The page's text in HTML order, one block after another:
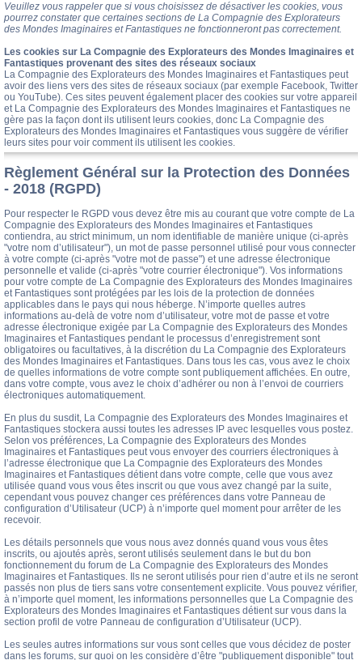
Veuillez vous rappeler que si vous choisissez de désactiver les cookies, vous
pourrez constater que certaines sections de La Compagnie des Explorateurs
des Mondes Imaginaires et Fantastiques ne fonctionneront pas correctement.
Les cookies sur La Compagnie des Explorateurs des Mondes Imaginaires et
Fantastiques provenant des sites des réseaux sociaux
La Compagnie des Explorateurs des Mondes Imaginaires et Fantastiques peut
avoir des liens vers des sites de réseaux sociaux (par exemple Facebook, Twitter
ou YouTube). Ces sites peuvent également placer des cookies sur votre appareil
et La Compagnie des Explorateurs des Mondes Imaginaires et Fantastiques ne
gère pas la façon dont ils utilisent leurs cookies, donc La Compagnie des
Explorateurs des Mondes Imaginaires et Fantastiques vous suggère de vérifier
leurs sites pour voir comment ils utilisent les cookies.
Règlement Général sur la Protection des Données
- 2018 (RGPD)
Pour respecter le RGPD vous devez être mis au courant que votre compte de La
Compagnie des Explorateurs des Mondes Imaginaires et Fantastiques
contiendra, au strict minimum, un nom identifiable de manière unique (ci-après
"votre nom d’utilisateur"), un mot de passe personnel utilisé pour vous connecter
à votre compte (ci-après "votre mot de passe") et une adresse électronique
personnelle et valide (ci-après "votre courrier électronique"). Vos informations
pour votre compte de La Compagnie des Explorateurs des Mondes Imaginaires
et Fantastiques sont protégées par les lois de la protection de données
applicables dans le pays qui nous héberge. N’importe quelles autres
informations au-delà de votre nom d’utilisateur, votre mot de passe et votre
adresse électronique exigée par La Compagnie des Explorateurs des Mondes
Imaginaires et Fantastiques pendant le processus d’enregistrement sont
obligatoires ou facultatives, à la discrétion du La Compagnie des Explorateurs
des Mondes Imaginaires et Fantastiques. Dans tous les cas, vous avez le choix
de quelles informations de votre compte sont publiquement affichées. En outre,
dans votre compte, vous avez le choix d’adhérer ou non à l’envoi de courriers
électroniques automatiquement.
En plus du susdit, La Compagnie des Explorateurs des Mondes Imaginaires et
Fantastiques stockera aussi toutes les adresses IP avec lesquelles vous postez.
Selon vos préférences, La Compagnie des Explorateurs des Mondes
Imaginaires et Fantastiques peut vous envoyer des courriers électroniques à
l’adresse électronique que La Compagnie des Explorateurs des Mondes
Imaginaires et Fantastiques détient dans votre compte, celle que vous avez
utilisée quand vous vous êtes inscrit ou que vous avez changé par la suite,
cependant vous pouvez changer ces préférences dans votre Panneau de
configuration d’Utilisateur (UCP) à n’importe quel moment pour arrêter de les
recevoir.
Les détails personnels que vous nous avez donnés quand vous vous êtes
inscrits, ou ajoutés après, seront utilisés seulement dans le but du bon
fonctionnement du forum de La Compagnie des Explorateurs des Mondes
Imaginaires et Fantastiques. Ils ne seront utilisés pour rien d’autre et ils ne seront
passés non plus de tiers sans votre consentement explicite. Vous pouvez vérifier,
à n’importe quel moment, les informations personnelles que La Compagnie des
Explorateurs des Mondes Imaginaires et Fantastiques détient sur vous dans la
section profil de votre Panneau de configuration d’Utilisateur (UCP).
Les seules autres informations sur vous sont celles que vous décidez de poster
dans les forums, sur quoi on les considère d’être "publiquement disponible" tout